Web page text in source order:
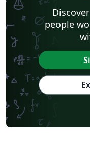
people